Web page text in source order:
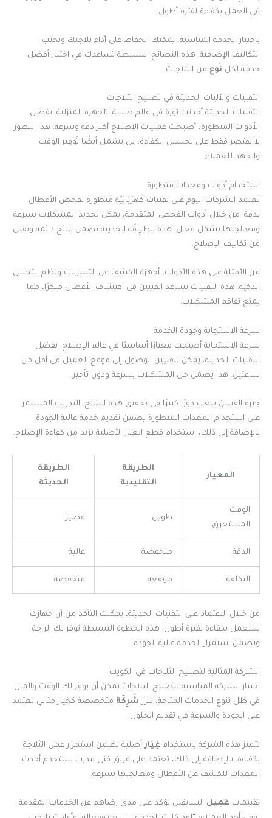
في العمل بكفاءة لفترة أطول.
باختيار الخدمة المناسبة، يمكنك الحفاظ على أداء ثلاجتك وتجنب
التكاليف الإضافية. هذه النصائح البسيطة تساعدك في اختيار أفضل
خدمة لكل نَوع من الثلاجات.
التقنيات والآليات الحديثة في تصليح الثلاجات
التقنيات الحديثة أحدثت ثورة في عالم صيانة الأجهزة المنزلية. بفضل
الأدوات المتطورة، أصبحت عمليات الإصلاح أكثر دقة وسرعة. هذا التطور
لا يقتصر فقط على تحسين الكفاءة، بل يشمل أيضًا تَوفِير الوقت
والجهد للعملاء.
استخدام أدوات ومعدات متطورة
تعتمد الشركات اليوم على تقنيات كَهرَبَائِيَّة متطورة لفحص الأعطال
بدقة. من خلال أدوات الفحص المتقدمة، يمكن تحديد المشكلات بسرعة
ومعالجتها بشكل فعال. هذه الطَرِيقَة الحديثة تضمن نتائج دائمة وتقلل
من تكاليف الإصلاح.
من الأمثلة على هذه الأدوات، أجهزة الكشف عن التسربات ونظم التحليل
الذكية. هذه التقنيات تساعد الفنيين في اكتشاف الأعطال مبكرًا، مما
يمنع تفاقم المشكلات.
سرعة الاستجابة وجودة الخدمة
سرعة الاستجابة أصبحت معيارًا أساسيًا في عالم الإصلاح. بفضل
التقنيات الحديثة، يمكن للفنيين الوصول إلى موقع العميل في أقل من
ساعتين. هذا يضمن حل المشكلات بسرعة ودون تأخير.
خِبرَة الفنيين تلعب دورًا كبيرًا في تحقيق هذه النتائج. التدريب المستمر
على استخدام المعدات المتطورة يضمن تقديم خدمة عالية الجودة.
بالإضافة إلى ذلك، استخدام قطع الغيار الأصلية يزيد من كفاءة الإصلاح.
المعيار
الطريقة
التقليدية
الطريقة
الحديثة
الوقت
المستغرق
طويل قصير
الدقة منخفضة عالية
التكلفة مرتفعة منخفضة
من خلال الاعتماد على التقنيات الحديثة، يمكنك التأكد من أن جهازك
سيعمل بكفاءة لفترة أطول. هذه الخطوة البسيطة توفر لك الراحة
وتضمن استمرار الخدمة عالية الجودة.
الشركة المثالية لتصليح الثلاجات في الكويت
اختيار الشركة المناسبة لتصليح الثلاجات يمكن أن يوفر لك الوقت والمال.
في ظل تنوع الخدمات المتاحة، تبرز شَرِكَة متخصصة كخيار مثالي يعتمد
على الجودة والسرعة في تقديم الحلول.
تتميز هذه الشركة باستخدام غِيَار أصلية تضمن استمرار عمل الثلاجة
بكفاءة. بالإضافة إلى ذلك، تعتمد على فريق فني مدرب يستخدم أحدث
المعدات للكشف عن الأعطال ومعالجتها بسرعة.
تقييمات عَمِيل السابقين تؤكد على مدى رضاهم عن الخدمات المقدمة.